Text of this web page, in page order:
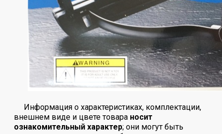
Информация о характеристиках, комплектации,
внешнем виде и цвете товара носит
ознакомительный характер; они могут быть